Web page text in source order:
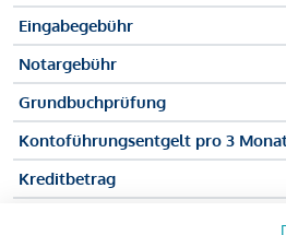
Eingabegebühr
Notargebühr
Grundbuchprüfung
Kontoführungsentgelt pro 3
Kreditbetrag